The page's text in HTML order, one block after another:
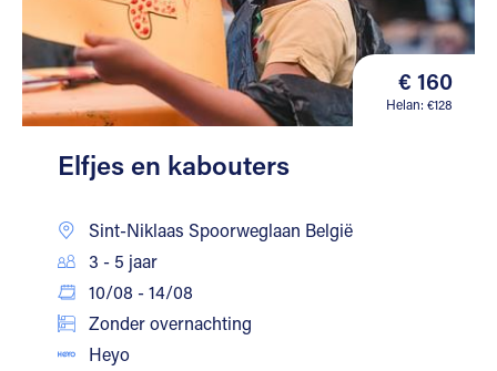
€ 160
Helan: €128
Elfjes en kabouters
Sint-Niklaas Spoorweglaan België
3 - 5 jaar
10/08 - 14/08
Zonder overnachting
Heyo